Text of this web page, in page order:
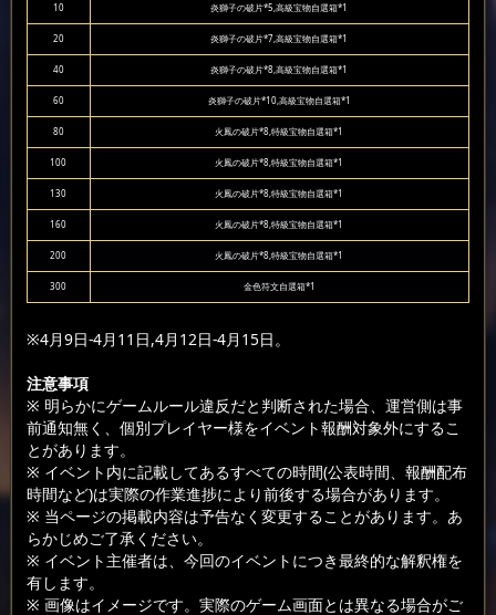
10 炎獅子の破片*5,高級宝物自選箱*1
20 炎獅子の破片*7,高級宝物自選箱*1
40 炎獅子の破片*8,高級宝物自選箱*1
60 炎獅子の破片*10,高級宝物自選箱*1
80 火鳳の破片*8,特級宝物自選箱*1
100 火鳳の破片*8,特級宝物自選箱*1
130 火鳳の破片*8,特級宝物自選箱*1
160 火鳳の破片*8,特級宝物自選箱*1
200 火鳳の破片*8,特級宝物自選箱*1
300 金色符文自選箱*1
※4月9日-4月11日,4月12日-4月15日。
注意事項
※ 明らかにゲームルール違反だと判断された場合、運営側は事
前通知無く、個別プレイヤー様をイベント報酬対象外にするこ
とがあります。
※ イベント内に記載してあるすべての時間(公表時間、報酬配布
時間など)は実際の作業進捗により前後する場合があります。
※ 当ページの掲載内容は予告なく変更することがあります。あ
らかじめご了承ください。
※ イベント主催者は、今回のイベントにつき最終的な解釈権を
有します。
※ 画像はイメージです。実際のゲーム画面とは異なる場合がご